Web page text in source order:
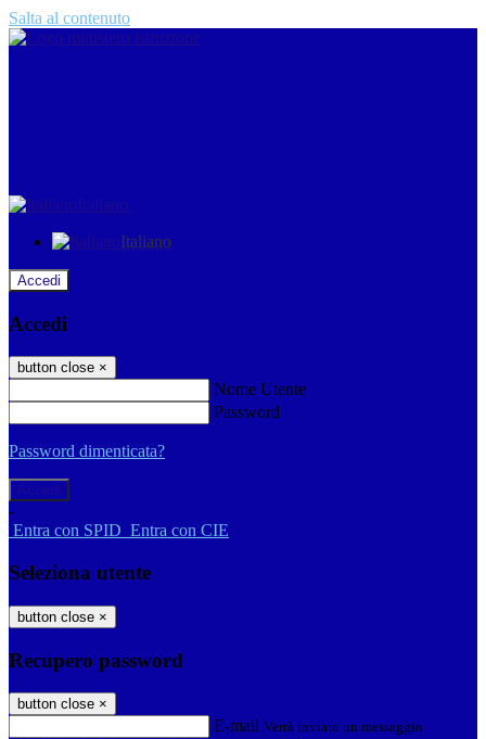
Salta al contenuto
Italiano
Italiano
Accedi
Accedi
button close ×
Nome Utente
Password
Password dimenticata?
-
Entra con SPID Entra con CIE
Seleziona utente
button close ×
Recupero password
button close ×
E-mail Verrà inviato un messaggio